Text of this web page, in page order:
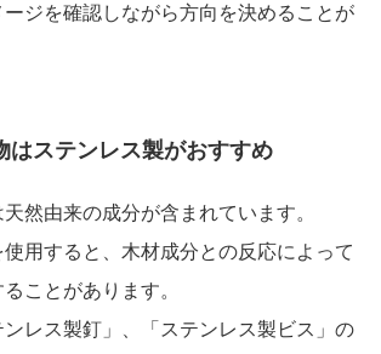
ジを確認しながら方向を決めることが
はステンレス製がおすすめ
然由来の成分が含まれています。
用すると、木材成分との反応によって
ことがあります。
レス製釘」、「ステンレス製ビス」の